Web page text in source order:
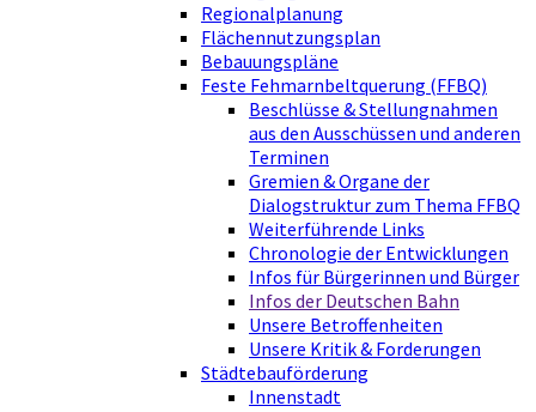
Regionalplanung
Flächennutzungsplan
Bebauungspläne
Feste Fehmarnbeltquerung (FFBQ)
Beschlüsse & Stellungnahmen
aus den Ausschüssen und anderen
Terminen
Gremien & Organe der
Dialogstruktur zum Thema FFBQ
Weiterführende Links
Chronologie der Entwicklungen
Infos für Bürgerinnen und Bürger
Infos der Deutschen Bahn
Unsere Betroffenheiten
Unsere Kritik & Forderungen
Städtebauförderung
Innenstadt